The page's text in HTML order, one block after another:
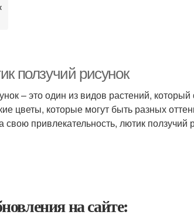
ползучий рисунок
– это один из видов растений,
цветы, которые могут быть разных
привлекательность, лютик
на сайте: